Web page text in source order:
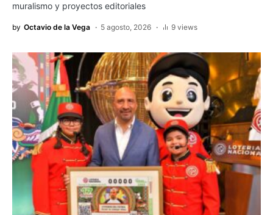
muralismo y proyectos editoriales
by Octavio de la Vega 5 agosto, 2026 9 views